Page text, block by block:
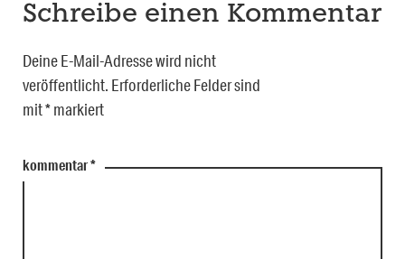
Schreibe einen Kommentar
Deine E-Mail-Adresse wird nicht
veröffentlicht. Erforderliche Felder sind
mit*markiert
kommentar*